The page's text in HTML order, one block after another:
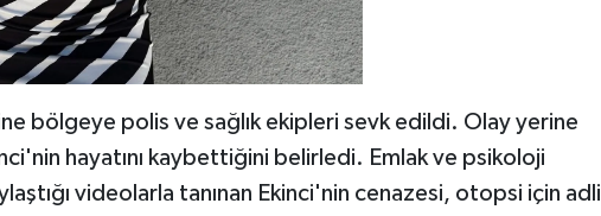
bölgeye polis ve sağlık ekipleri sevk edildi. Olay yerine
hayatını kaybettiğini belirledi. Emlak ve psikoloji
videolarla tanınan Ekinci'nin cenazesi, otopsi için adli